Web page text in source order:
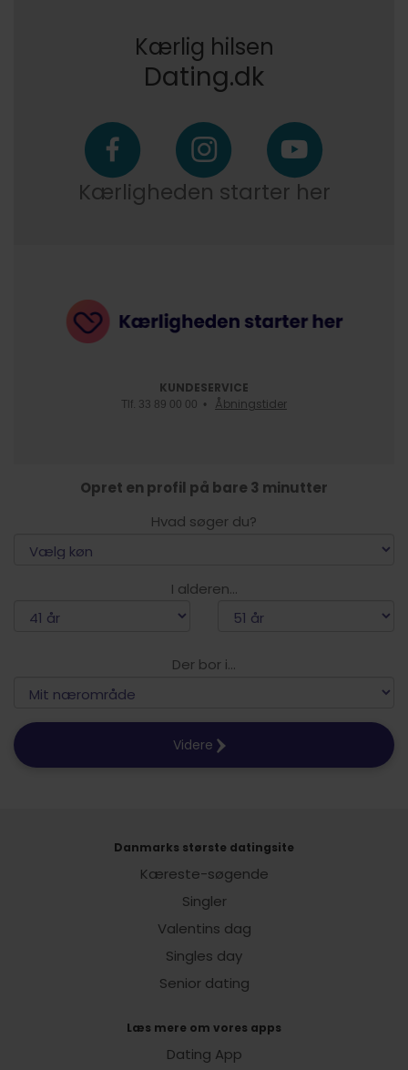
Kærlig hilsen
Dating.dk
Kærligheden starter her
KUNDESERVICE
Tlf. 33 89 00 00 • Åbningstider
Opret en profil på bare 3 minutter
Hvad søger du?
I alderen...
Der bor i...
Videre
Danmarks største datingsite
Kæreste-søgende
Singler
Valentins dag
Singles day
Senior dating
Læs mere om vores apps
Dating App